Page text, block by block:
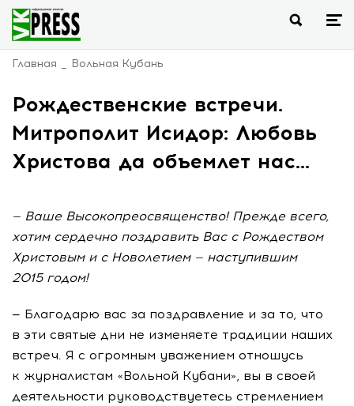
Главная Вольная Кубань
Рождественские встречи.
Митрополит Исидор: Любовь
Христова да объемлет нас…
— Ваше Высокопреосвященство! Прежде всего,
хотим сердечно поздравить Вас с Рождеством
Христовым и с Новолетием — наступившим
2015 годом!
— Благодарю вас за поздравление и за то, что
в эти святые дни не изменяете традиции наших
встреч. Я с огромным уважением отношусь
к журналистам «Вольной Кубани», вы в своей
деятельности руководствуетесь стремлением